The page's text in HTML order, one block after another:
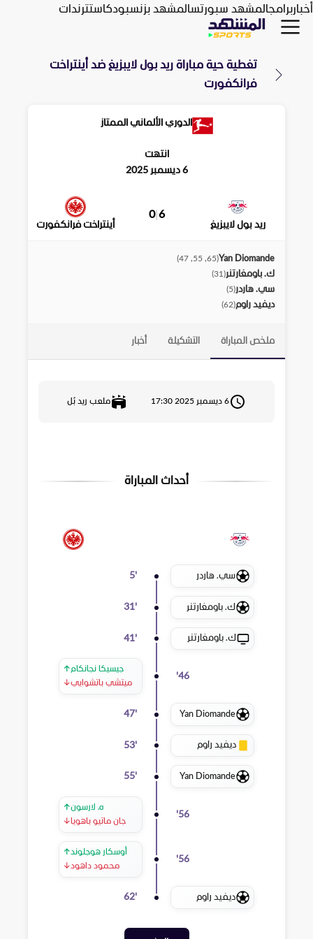
أخباربرامجالمشهد سبورتسالمشهد بزنسبودكاستترندات
تغطية حية مباراة ريد بول لايبزيغ ضد أينتراخت
فرانكفورت
الدوري الألماني الممتاز
انتهت
6 ديسمبر 2025
ريد بول لايبزيغ
6
|
0
أينتراخت فرانكفورت
Yan Diomande
(
65, 55, 47
)
ك. باومغارتنر(
31
)
سي. هاردر(
5
)
ديفيد راوم(
62
)
ملخص المباراة التشكيلة أخبار
6 ديسمبر 2025 17:30 ملعب ريد بُل
أحداث المباراة
سي. هاردر 5'
ك. باومغارتنر 31'
ك. باومغارتنر 41'
46
'
↑جيسيكا نجانكام
↓ميتشي باتشوايي
Yan Diomande
47'
ديفيد راوم 53'
Yan Diomande
55'
56
'
↑ه. لارسون
↓جان ماتيو باهويا
56
'
↑أوسكار هوجلوند
↓محمود داهود
ديفيد راوم 62'